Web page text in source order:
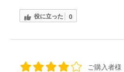
役に立った 0
ご購入者様